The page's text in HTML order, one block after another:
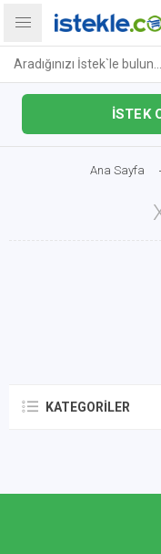
İSTEK
Ana Sayfa
KATEGORILER